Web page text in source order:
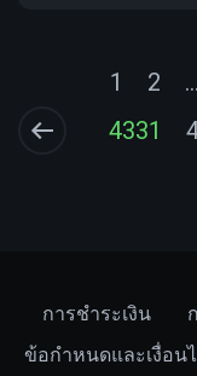
1 2 ...
4331
การชำระเงิน
ข้อกำหนดและเงื่อน